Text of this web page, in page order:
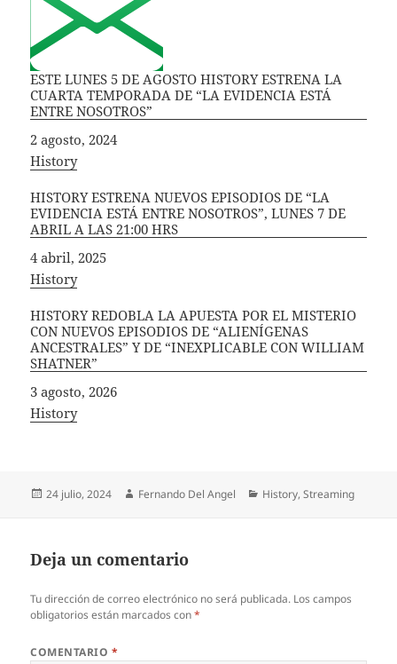
ESTE LUNES 5 DE AGOSTO HISTORY ESTRENA LA
CUARTA TEMPORADA DE “LA EVIDENCIA ESTÁ
ENTRE NOSOTROS”
Fecha
2 agosto, 2024
In relation to
History
HISTORY ESTRENA NUEVOS EPISODIOS DE “LA
EVIDENCIA ESTÁ ENTRE NOSOTROS”, LUNES 7 DE
ABRIL A LAS 21:00 HRS
Fecha
4 abril, 2025
In relation to
History
HISTORY REDOBLA LA APUESTA POR EL MISTERIO
CON NUEVOS EPISODIOS DE “ALIENÍGENAS
ANCESTRALES” Y DE “INEXPLICABLE CON WILLIAM
SHATNER”
Fecha
3 agosto, 2026
In relation to
History
Publicado
24 julio, 2024 Autor
Fernando Del Angel Categorías
History,Streaming
Deja un comentario
Tu dirección de correo electrónico no será publicada. Los campos
obligatorios están marcados con*
COMENTARIO *